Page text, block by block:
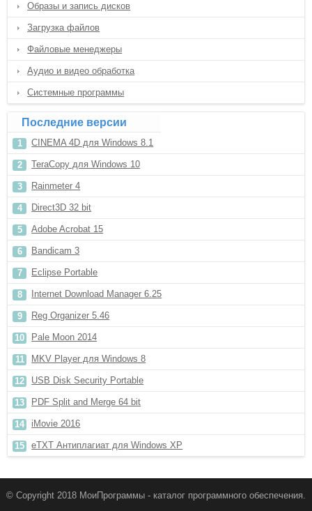
Образы и запись дисков
Загрузка файлов
Файловые менеджеры
Аудио и видео обработка
Системные программы
Последние версии
CINEMA 4D для Windows 8.1
TeraCopy для Windows 10
Rainmeter 4
Direct3D 32 bit
Adobe Acrobat 15
Bandicam 3
Eclipse Portable
Internet Download Manager 6.25
Reg Organizer 5.46
Pale Moon 2014
MKV Player для Windows 8
USB Disk Security Portable
PDF Split and Merge 64 bit
iMovie 2016
eTXT Антиплагиат для Windows XP
© Copyright 2018 МоиПрограммы - каталог программного обеспечения.